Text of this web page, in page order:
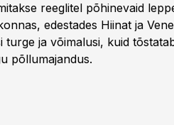
reeglitel põhinevaid
edestades Hiinat ja
turge ja võimalusi, kuid
põllumajandus.